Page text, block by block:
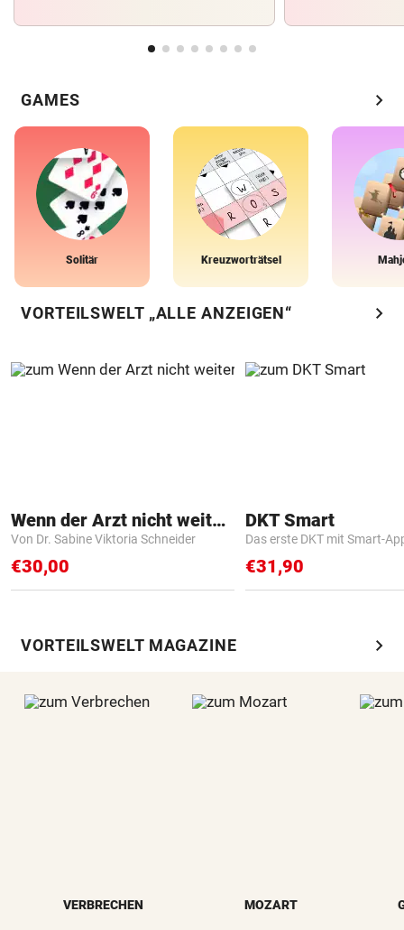
GAMES chevron_right
Solitär Kreuzworträtsel
VORTEILSWELT „ALLE ANZEIGEN“ chevron_right
Wenn der Arzt nicht weiter weiß
Von Dr. Sabine Viktoria Schneider
€30,00
DKT Smart
Das erste DKT mit Smart-
€31,90
VORTEILSWELT MAGAZINE chevron_right
VERBRECHEN MOZART